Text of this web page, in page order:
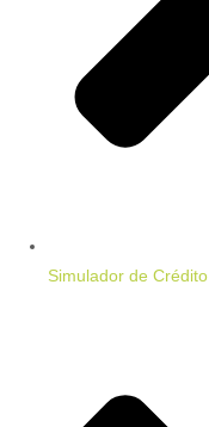
Simulador de Crédito